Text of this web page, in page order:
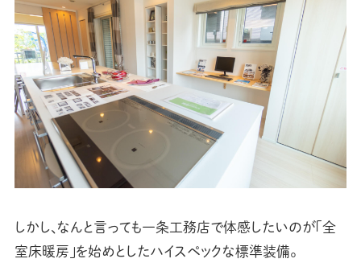
しかし、なんと言っても一条工務店で体感したいのが「全
室床暖房」を始めとしたハイスペックな標準装備。